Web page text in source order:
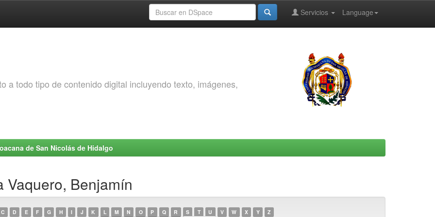
Language
Servicios
a todo tipo de contenido digital incluyendo texto, imágenes,
de San Nicolás de Hidalgo
Vaquero, Benjamín
C D E F G H I J K L M N O P Q R S T U V W X Y Z